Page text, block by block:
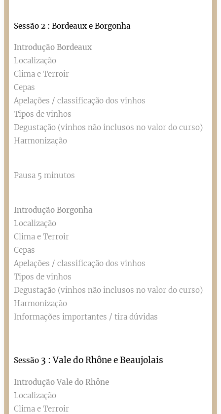
Sessão 2 : Bordeaux e Borgonha
Introdução Bordeaux
Localização
Clima e Terroir
Cepas
Apelações / classificação dos vinhos
Tipos de vinhos
Degustação (vinhos não inclusos no valor do curso)
Harmonização
Pausa 5 minutos
Introdução Borgonha
Localização
Clima e Terroir
Cepas
Apelações / classificação dos vinhos
Tipos de vinhos
Degustação (vinhos não inclusos no valor do curso)
Harmonização
Informações importantes / tira dúvidas
Sessão 3 : Vale do Rhône e Beaujolais
Introdução Vale do Rhône
Localização
Clima e Terroir